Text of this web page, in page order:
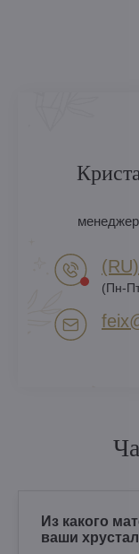
(Пн-
Из какого
ваши